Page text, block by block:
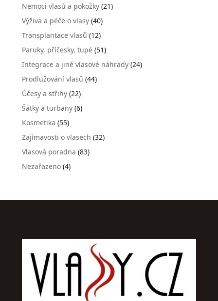
Nemoci vlasů a pokožky(21)
Výživa a péče o vlasy(40)
Transplantace vlasů (12)
Paruky, příčesky, tupé(51)
Integrace a jiné vlasové náhrady(24)
Prodlužování vlasů (44)
Účesy a střihy(22)
Šátky a turbany(6)
Kosmetika (55)
Zajímavosti o vlasech (32)
Vlasová poradna (83)
Nezařazeno(4)